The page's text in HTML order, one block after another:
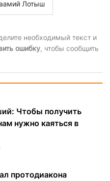
Лотыш
необходимый текст и
ошибку, чтобы сообщить
Чтобы получить
нужно каяться в
протодиакона